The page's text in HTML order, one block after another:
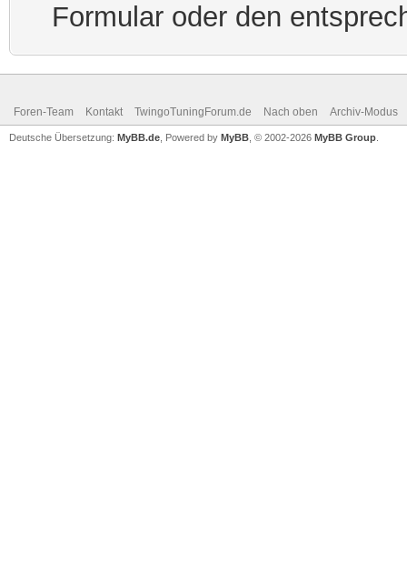
Formular oder den
Foren-Team Kontakt TwingoTuningForum.de Nach oben Archiv-Modus
Deutsche Übersetzung: MyBB.de , Powered by MyBB , © 2002-2026 MyBB Group